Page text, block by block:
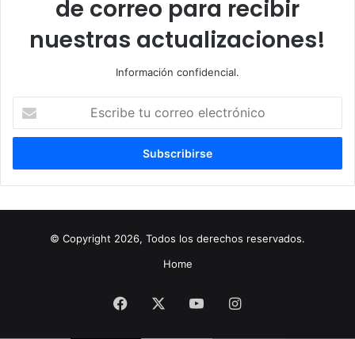
de correo para recibir
nuestras actualizaciones!
Información confidencial.
correo
© Copyright 2026, Todos los derechos reservados.
Home
Facebook YouTubeInstagram